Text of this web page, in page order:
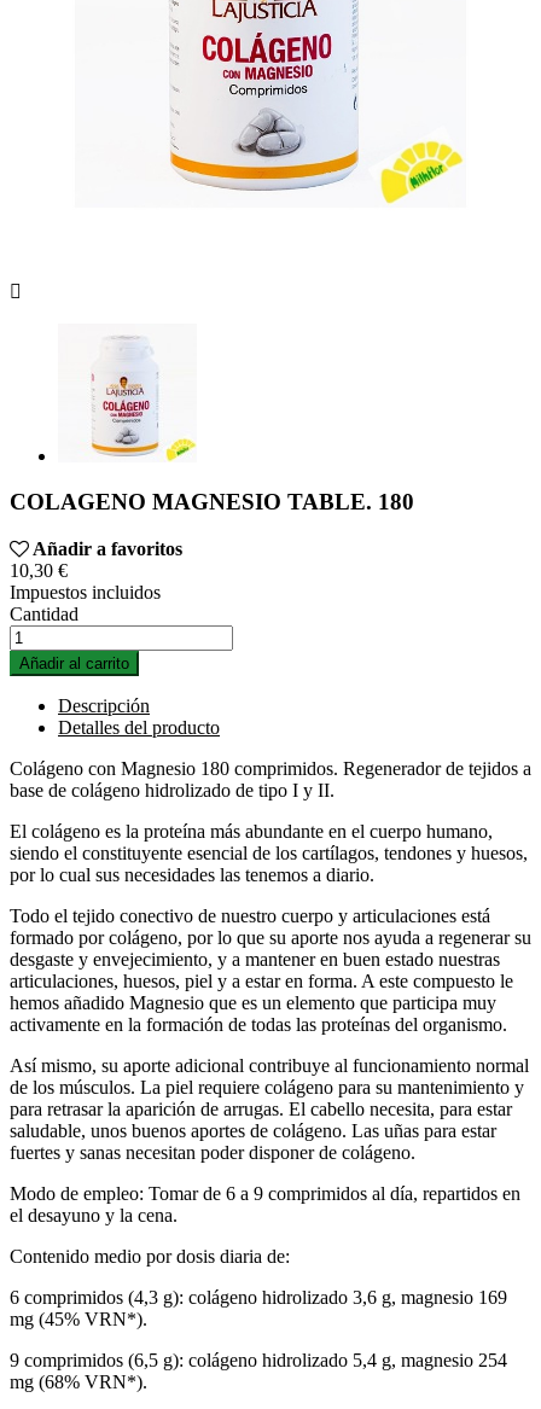

COLAGENO MAGNESIO TABLE. 180
Añadir a favoritos
10,30 €
Impuestos incluidos
Cantidad
Añadir al carrito
Descripción
Detalles del producto
Colágeno con Magnesio 180 comprimidos. Regenerador de tejidos a
base de colágeno hidrolizado de tipo I y II.
El colágeno es la proteína más abundante en el cuerpo humano,
siendo el constituyente esencial de los cartílagos, tendones y huesos,
por lo cual sus necesidades las tenemos a diario.
Todo el tejido conectivo de nuestro cuerpo y articulaciones está
formado por colágeno, por lo que su aporte nos ayuda a regenerar su
desgaste y envejecimiento, y a mantener en buen estado nuestras
articulaciones, huesos, piel y a estar en forma. A este compuesto le
hemos añadido Magnesio que es un elemento que participa muy
activamente en la formación de todas las proteínas del organismo.
Así mismo, su aporte adicional contribuye al funcionamiento normal
de los músculos. La piel requiere colágeno para su mantenimiento y
para retrasar la aparición de arrugas. El cabello necesita, para estar
saludable, unos buenos aportes de colágeno. Las uñas para estar
fuertes y sanas necesitan poder disponer de colágeno.
Modo de empleo: Tomar de 6 a 9 comprimidos al día, repartidos en
el desayuno y la cena.
Contenido medio por dosis diaria de:
6 comprimidos (4,3 g): colágeno hidrolizado 3,6 g, magnesio 169
mg (45% VRN*).
9 comprimidos (6,5 g): colágeno hidrolizado 5,4 g, magnesio 254
mg (68% VRN*).